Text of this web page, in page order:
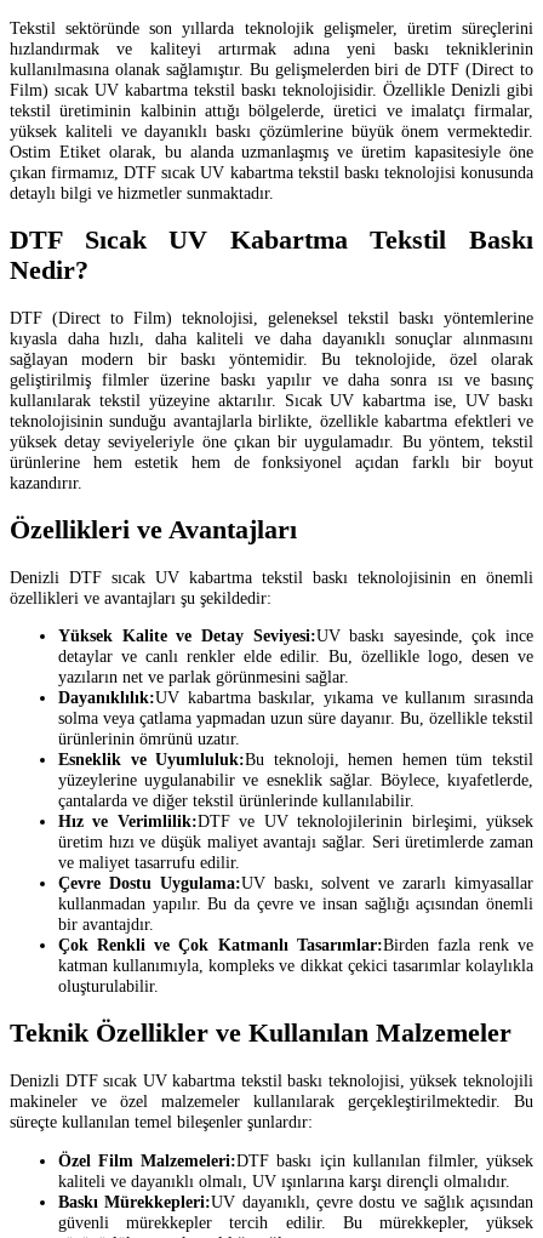
Tekstil sektöründe son yıllarda teknolojik gelişmeler, üretim süreçlerini
hızlandırmak ve kaliteyi artırmak adına yeni baskı tekniklerinin
kullanılmasına olanak sağlamıştır. Bu gelişmelerden biri de DTF (Direct to
Film) sıcak UV kabartma tekstil baskı teknolojisidir. Özellikle Denizli gibi
tekstil üretiminin kalbinin attığı bölgelerde, üretici ve imalatçı firmalar,
yüksek kaliteli ve dayanıklı baskı çözümlerine büyük önem vermektedir.
Ostim Etiket olarak, bu alanda uzmanlaşmış ve üretim kapasitesiyle öne
çıkan firmamız, DTF sıcak UV kabartma tekstil baskı teknolojisi konusunda
detaylı bilgi ve hizmetler sunmaktadır.
DTF Sıcak UV Kabartma Tekstil Baskı
Nedir?
DTF (Direct to Film) teknolojisi, geleneksel tekstil baskı yöntemlerine
kıyasla daha hızlı, daha kaliteli ve daha dayanıklı sonuçlar alınmasını
sağlayan modern bir baskı yöntemidir. Bu teknolojide, özel olarak
geliştirilmiş filmler üzerine baskı yapılır ve daha sonra ısı ve basınç
kullanılarak tekstil yüzeyine aktarılır. Sıcak UV kabartma ise, UV baskı
teknolojisinin sunduğu avantajlarla birlikte, özellikle kabartma efektleri ve
yüksek detay seviyeleriyle öne çıkan bir uygulamadır. Bu yöntem, tekstil
ürünlerine hem estetik hem de fonksiyonel açıdan farklı bir boyut
kazandırır.
Özellikleri ve Avantajları
Denizli DTF sıcak UV kabartma tekstil baskı teknolojisinin en önemli
özellikleri ve avantajları şu şekildedir:
Yüksek Kalite ve Detay Seviyesi:UV baskı sayesinde, çok ince
detaylar ve canlı renkler elde edilir. Bu, özellikle logo, desen ve
yazıların net ve parlak görünmesini sağlar.
Dayanıklılık:UV kabartma baskılar, yıkama ve kullanım sırasında
solma veya çatlama yapmadan uzun süre dayanır. Bu, özellikle tekstil
ürünlerinin ömrünü uzatır.
Esneklik ve Uyumluluk:Bu teknoloji, hemen hemen tüm tekstil
yüzeylerine uygulanabilir ve esneklik sağlar. Böylece, kıyafetlerde,
çantalarda ve diğer tekstil ürünlerinde kullanılabilir.
Hız ve Verimlilik:DTF ve UV teknolojilerinin birleşimi, yüksek
üretim hızı ve düşük maliyet avantajı sağlar. Seri üretimlerde zaman
ve maliyet tasarrufu edilir.
Çevre Dostu Uygulama:UV baskı, solvent ve zararlı kimyasallar
kullanmadan yapılır. Bu da çevre ve insan sağlığı açısından önemli
bir avantajdır.
Çok Renkli ve Çok Katmanlı Tasarımlar:Birden fazla renk ve
katman kullanımıyla, kompleks ve dikkat çekici tasarımlar kolaylıkla
oluşturulabilir.
Teknik Özellikler ve Kullanılan Malzemeler
Denizli DTF sıcak UV kabartma tekstil baskı teknolojisi, yüksek teknolojili
makineler ve özel malzemeler kullanılarak gerçekleştirilmektedir. Bu
süreçte kullanılan temel bileşenler şunlardır:
Özel Film Malzemeleri:DTF baskı için kullanılan filmler, yüksek
kaliteli ve dayanıklı olmalı, UV ışınlarına karşı dirençli olmalıdır.
Baskı Mürekkepleri:UV dayanıklı, çevre dostu ve sağlık açısından
güvenli mürekkepler tercih edilir. Bu mürekkepler, yüksek